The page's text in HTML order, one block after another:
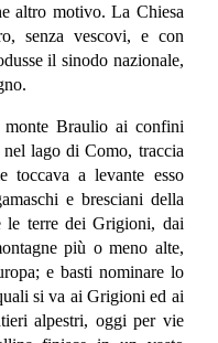
altro motivo. La Chiesa
senza vescovi, e con
il sinodo nazionale,
Braulio ai confini
lago di Como, traccia
toccava a levante esso
e bresciani della
le terre dei Grigioni, dai
più o meno alte,
e basti nominare lo
si va ai Grigioni ed ai
alpestri, oggi per vie